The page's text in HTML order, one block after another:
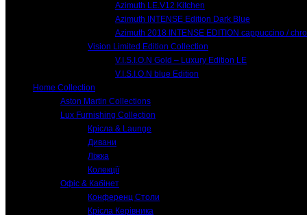
Azimuth LE.V12 Kitchen
Azimuth INTENSE Edition Dark Blue
Azimuth 2018 INTENSE EDITION cappuccino /
Vision Limited Edition Collection
V.I.S.I.O.N Gold – Luxury Edition LE
V.I.S.I.O.N blue Edition
Home Collection
Aston Martin Collections
Lux Furnishing Collection
Крісла & Launge
Дивани
Ліжка
Колекції
Офіс & Кабінет
Конференц Столи
Крісла Керівника